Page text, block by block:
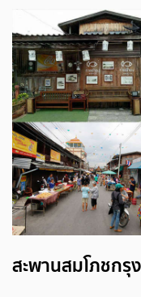
สะพานสมโภชกรุ